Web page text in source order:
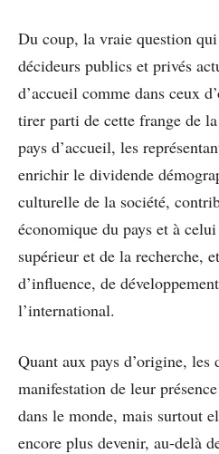
Du coup, la vraie question
décideurs publics et privés
d’accueil comme dans ceux
tirer parti de cette frange de
pays d’accueil, les
enrichir le dividende
culturelle de la société,
économique du pays et à
supérieur et de la recherche,
d’influence, de
l’international.
Quant aux pays d’origine, les
manifestation de leur
dans le monde, mais surtout
encore plus devenir, au-delà